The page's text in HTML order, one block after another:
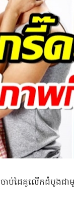
ចាប់ដៃគូលើកដំបូង